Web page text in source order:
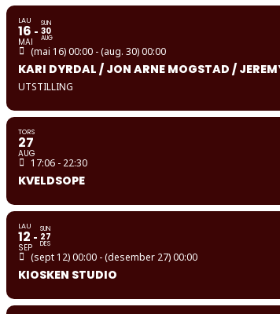
LAU
16
MAI
SUN
30
AUG
(mai 16) 00:00 - (aug. 30) 00:00
KARI DYRDAL / JON ARNE MOGSTAD /
UTSTILLING
TORS
27
AUG
17:06 - 22:30
KVELDSOPE
LAU
12
SEP
SUN
27
DES
(sept 12) 00:00 - (desember 27) 00:00
KIOSKEN STUDIO